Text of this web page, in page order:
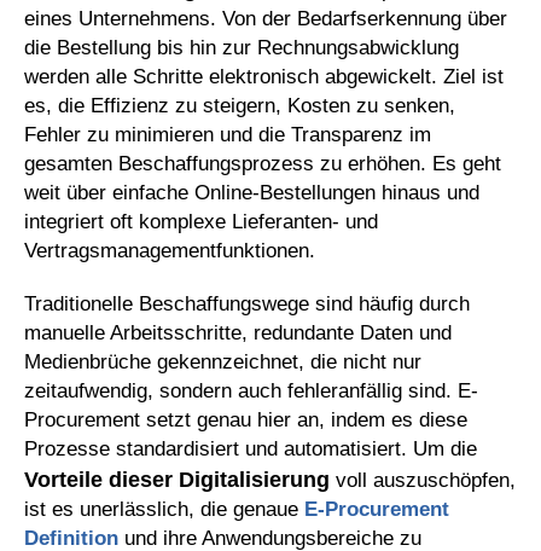
eines Unternehmens. Von der Bedarfserkennung über
die Bestellung bis hin zur Rechnungsabwicklung
werden alle Schritte elektronisch abgewickelt. Ziel ist
es, die Effizienz zu steigern, Kosten zu senken,
Fehler zu minimieren und die Transparenz im
gesamten Beschaffungsprozess zu erhöhen. Es geht
weit über einfache Online-Bestellungen hinaus und
integriert oft komplexe Lieferanten- und
Vertragsmanagementfunktionen.
Traditionelle Beschaffungswege sind häufig durch
manuelle Arbeitsschritte, redundante Daten und
Medienbrüche gekennzeichnet, die nicht nur
zeitaufwendig, sondern auch fehleranfällig sind. E-
Procurement setzt genau hier an, indem es diese
Prozesse standardisiert und automatisiert. Um die
Vorteile dieser Digitalisierung voll auszuschöpfen,
ist es unerlässlich, die genaue E-Procurement
Definition und ihre Anwendungsbereiche zu